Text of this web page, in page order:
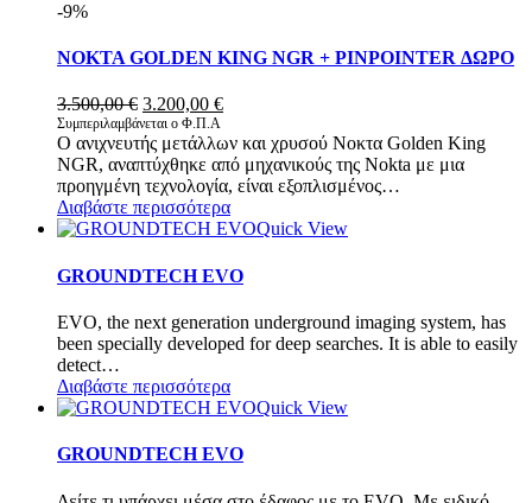
-9%
NOKTA GOLDEN KING NGR + PINPOINTER ΔΩΡΟ
3.500,00€ Original
price
was:
3.500,00 €.
3.200,00 €Η
τιμή
είναι:
3.200,00 €.
Συμπεριλαμβάνεται ο Φ.Π.Α
Ο ανιχνευτής μετάλλων και χρυσού Νοκτα Golden King
NGR, αναπτύχθηκε από μηχανικούς της Nokta με μια
προηγμένη τεχνολογία, είναι εξοπλισμένος…
Διαβάστε περισσότερα
Quick View
GROUNDTECH EVO
EVO, the next generation underground imaging system, has
been specially developed for deep searches. It is able to easily
detect…
Διαβάστε περισσότερα
Quick View
GROUNDTECH EVO